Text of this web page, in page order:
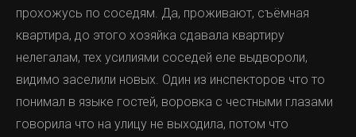
прохожусь по соседям. Да, проживают, съёмная
квартира, до этого хозяйка сдавала квартиру
нелегалам, тех усилиями соседей еле выдвороли,
видимо заселили новых. Один из инспекторов что то
понимал в языке гостей, воровка с честными глазами
говорила что на улицу не выходила, потом что